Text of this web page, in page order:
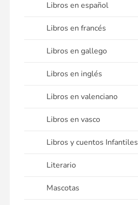
Libros en español
Libros en francés
Libros en gallego
Libros en inglés
Libros en valenciano
Libros en vasco
Libros y cuentos Infantiles
Literario
Mascotas